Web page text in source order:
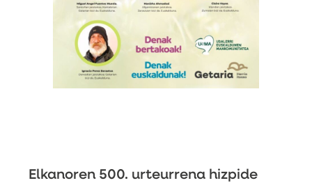
Elkanoren 500. urteurrena hizpide